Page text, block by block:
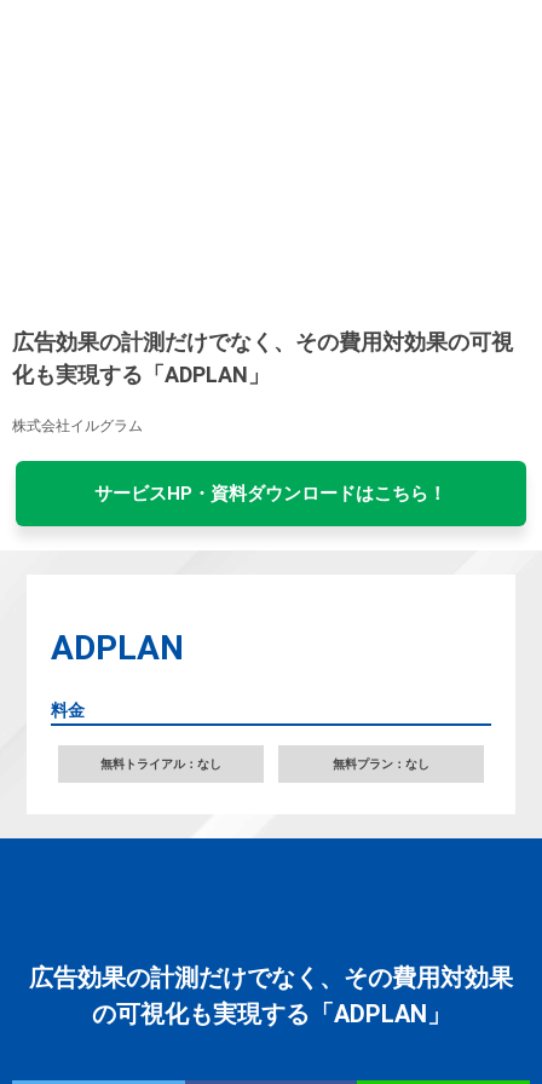
広告効果の計測だけでなく、その費用対効果の可視
化も実現する「ADPLAN」
株式会社イルグラム
サービスHP・資料ダウンロードはこちら！
ADPLAN
料金
無料トライアル：なし 無料プラン：なし
広告効果の計測だけでなく、その費用対効果
の可視化も実現する「ADPLAN」